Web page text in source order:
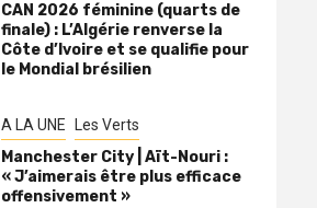
CAN 2026 féminine (quarts de
finale) : L’Algérie renverse la
Côte d’Ivoire et se qualifie pour
le Mondial brésilien
A LA UNE Les Verts
Manchester City | Aït-Nouri :
« J’aimerais être plus efficace
offensivement »